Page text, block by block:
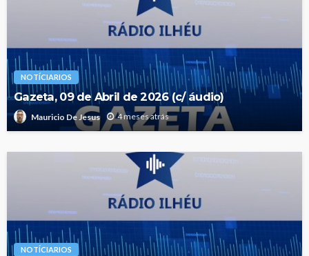
NOTÍCIARIOS
Gazeta, 09 de Abril de 2026 (c/ áudio)
Mauricio De Jesus 4 meses atrás
NOTÍCIARIOS